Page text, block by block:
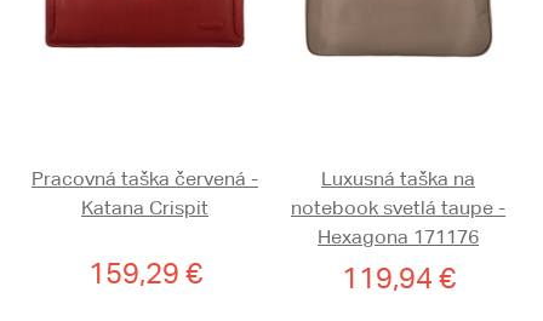
Pracovná taška červená -
Katana Crispit
159,29 €
Luxusná taška na
notebook svetlá taupe -
Hexagona 171176
119,94 €